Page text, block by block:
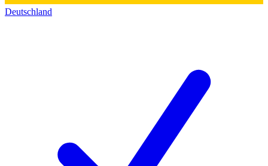
Deutschland